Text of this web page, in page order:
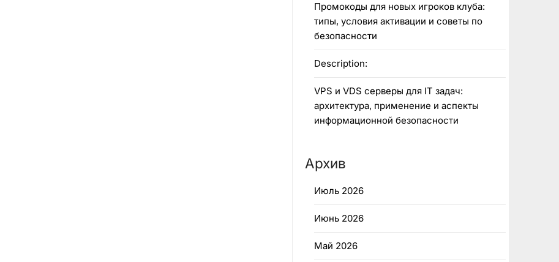
Промокоды для новых игроков клуба:
типы, условия активации и советы по
безопасности
Description:
VPS и VDS серверы для IT задач:
архитектура, применение и аспекты
информационной безопасности
Архив
Июль 2026
Июнь 2026
Май 2026